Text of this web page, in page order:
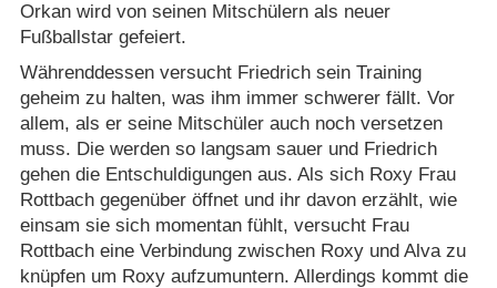
Orkan wird von seinen Mitschülern als neuer
Fußballstar gefeiert.
Währenddessen versucht Friedrich sein Training
geheim zu halten, was ihm immer schwerer fällt. Vor
allem, als er seine Mitschüler auch noch versetzen
muss. Die werden so langsam sauer und Friedrich
gehen die Entschuldigungen aus. Als sich Roxy Frau
Rottbach gegenüber öffnet und ihr davon erzählt, wie
einsam sie sich momentan fühlt, versucht Frau
Rottbach eine Verbindung zwischen Roxy und Alva zu
knüpfen um Roxy aufzumuntern. Allerdings kommt die